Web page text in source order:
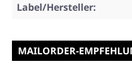
Label/Hersteller:
MAILORDER-